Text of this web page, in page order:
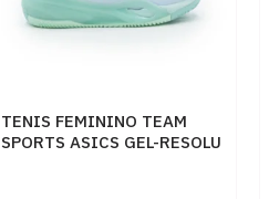
TENIS FEMININO TEAM
SPORTS ASICS GEL-RESOLU